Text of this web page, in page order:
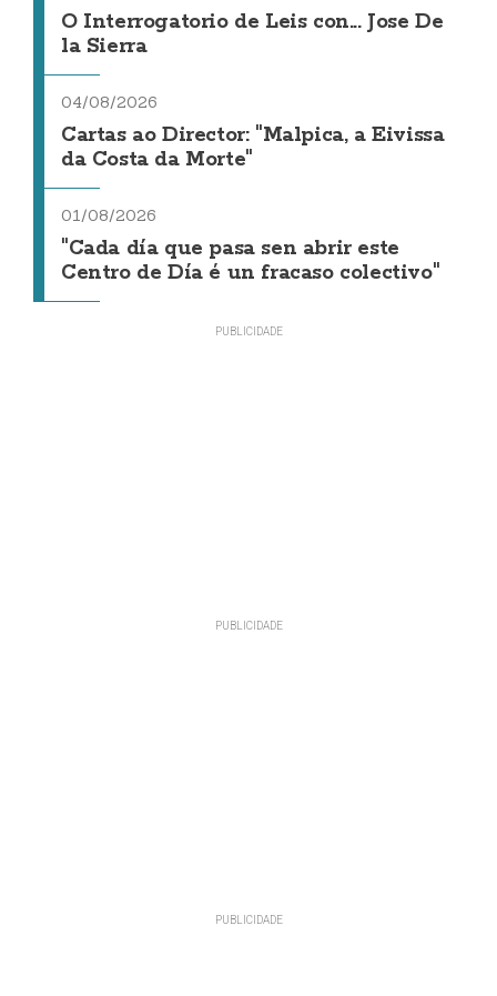
O Interrogatorio de Leis con... Jose De
la Sierra
04/08/2026
Cartas ao Director: "Malpica, a Eivissa
da Costa da Morte"
01/08/2026
"Cada día que pasa sen abrir este
Centro de Día é un fracaso colectivo"